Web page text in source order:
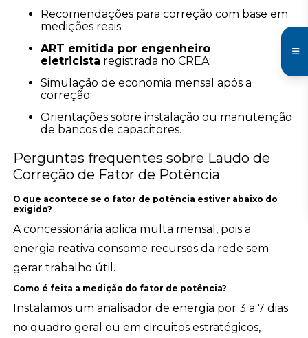
Recomendações para correção com base em
medições reais;
ART emitida por engenheiro
eletricista registrada no CREA;
Simulação de economia mensal após a
correção;
Orientações sobre instalação ou manutenção
de bancos de capacitores.
Perguntas frequentes sobre Laudo de
Correção de Fator de Potência
O que acontece se o fator de potência estiver abaixo do
exigido?
A concessionária aplica multa mensal, pois a
energia reativa consome recursos da rede sem
gerar trabalho útil.
Como é feita a medição do fator de potência?
Instalamos um analisador de energia por 3 a 7 dias
no quadro geral ou em circuitos estratégicos,